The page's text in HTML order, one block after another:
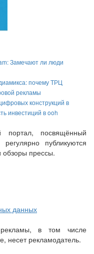
Замечают ли люди
почему ТРЦ
рекламы
конструкций в
инвестиций в ooh
портал, посвящённый
публикуются
обзоры прессы.
данных
рекламы, в том числе
несет рекламодатель.